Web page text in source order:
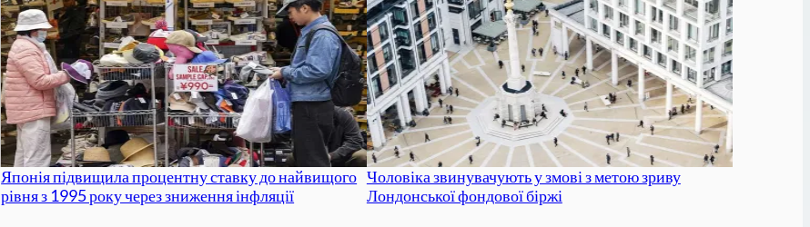
Японія підвищила процентну ставку до найвищого
рівня з 1995 року через зниження інфляції
Чоловіка звинувачують у змові з метою зриву
Лондонської фондової біржі